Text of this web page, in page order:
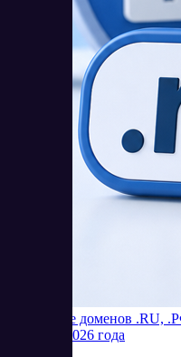
Продление доменов .RU,
сентября 2026 года